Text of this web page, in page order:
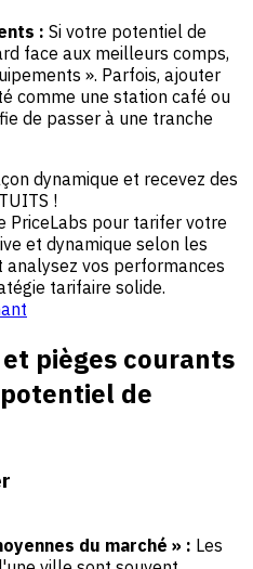
: Si votre potentiel de
face aux meilleurs comps,
». Parfois, ajouter
comme une station café ou
de passer à une tranche
dynamique et recevez des
!
PriceLabs pour tarifer votre
et dynamique selon les
vos performances
tarifaire solide.
pièges courants
de
du marché » : Les